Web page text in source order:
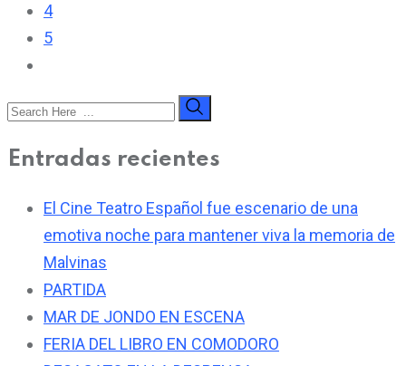
4
5
Entradas recientes
El Cine Teatro Español fue escenario de una
emotiva noche para mantener viva la memoria de
Malvinas
PARTIDA
MAR DE JONDO EN ESCENA
FERIA DEL LIBRO EN COMODORO